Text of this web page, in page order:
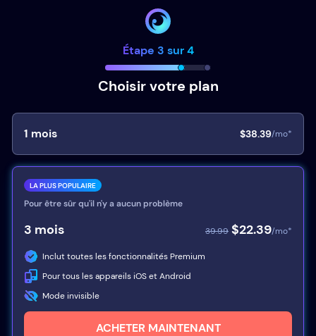
Étape 3 sur 4
Choisir votre plan
1 mois $38.39/mo*
LA PLUS POPULAIRE
Pour être sûr qu'il n'y a aucun problème
3 mois 39.99 $22.39/mo*
Inclut toutes les fonctionnalités Premium
Pour tous les appareils iOS et Android
Mode invisible
ACHETER MAINTENANT